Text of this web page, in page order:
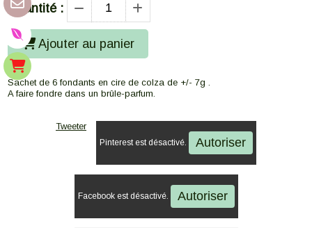
Quantité :
Ajouter au panier
Sachet de 6 fondants en cire de colza de +/- 7g .
A faire fondre dans un brûle-parfum.
Tweeter
Pinterest est désactivé. Autoriser
Facebook est désactivé. Autoriser